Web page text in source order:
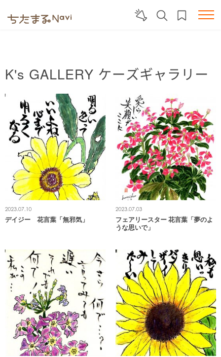
K's GALLERY ケーズギャラリー
2023.07.10
デイジー 花言葉「無邪気」
2023.07.03
フェアリースター 花言葉「夢のよ
うな思いで」